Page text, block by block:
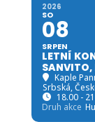
2026
SO
08
SRPEN
LETNÍ
SANVITO,
Kaple
Srbská,
18.00 -
Druh akce